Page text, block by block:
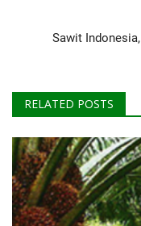
Sawit
RELATED POSTS